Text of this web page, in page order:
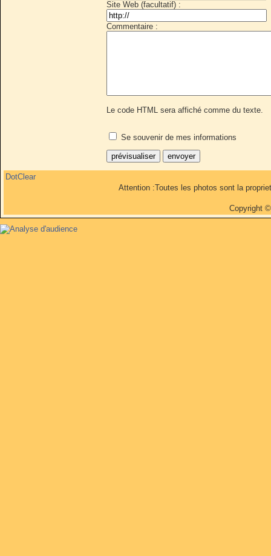
Site Web (facultatif) :
Commentaire :
Le code HTML sera affiché comme du texte.
Se souvenir de mes informations
DotClear
Attention :Toutes les photos sont la
Copyright